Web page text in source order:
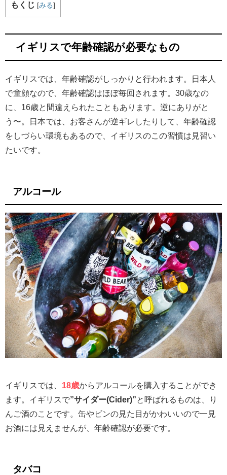
もくじ [みる]
イギリスで年齢確認が必要なもの
イギリスでは、年齢確認がしっかりと行われます。日本人
で童顔なので、年齢確認はほぼ毎回されます。30歳なの
に、16歳と間違えられたこともあります。逆にありがと
う〜。日本では、お客さんが逆ギレしたりして、年齢確認
をしづらい環境もあるので、イギリスのこの習慣は見習い
たいです。
アルコール
イギリスでは、 18歳からアルコールを購入することができ
ます。イギリスで”サイダー(Cider)” と呼ばれるものは、り
んご酒のことです。缶やビンの見た目がかわいいので一見
お酒には見えませんが、年齢確認が必要です。
タバコ